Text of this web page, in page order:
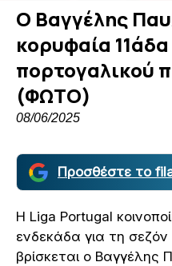
Ο Βαγγέλης
κορυφαία
πορτογαλικού
(ΦΩΤΟ)
08/06/2025
Προσθέστε το
Η Liga Portugal
ενδεκάδα για τη
βρίσκεται ο